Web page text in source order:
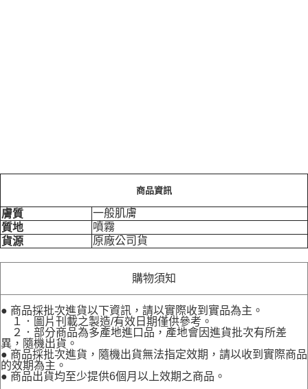
商品資訊
膚質
一般肌膚
質地
噴霧
貨源
原廠公司貨
購物須知
● 商品採批次進貨以下資訊，請以實際收到實品為主。
１．圖片刊載之製造/有效日期僅供參考。
２．部分商品為多產地進口品，產地會因進貨批次有所差
異，隨機出貨。
● 商品採批次進貨，隨機出貨無法指定效期，請以收到實際商品
的效期為主。
● 商品出貨均至少提供6個月以上效期之商品。